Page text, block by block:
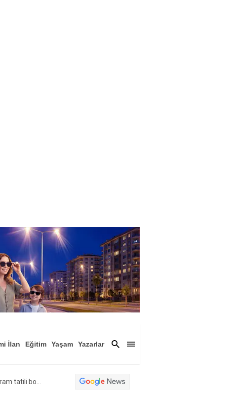
İlan Eğitim
Yaşam
Yazarlar